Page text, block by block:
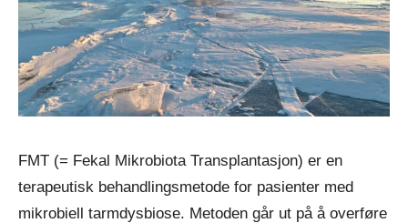
FMT (= Fekal Mikrobiota Transplantasjon) er en
terapeutisk behandlingsmetode for pasienter med
mikrobiell tarmdysbiose. Metoden går ut på å overføre